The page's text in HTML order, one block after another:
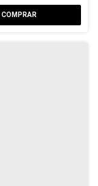
COMPRAR